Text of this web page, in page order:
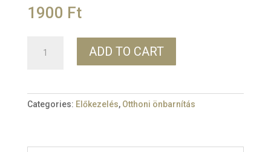
1900 Ft
kesztyű
ADD TO CART
Categories: Előkezelés, Otthoni önbarnítás